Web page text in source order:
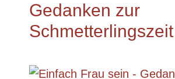
Gedanken zur
Schmetterlingszeit